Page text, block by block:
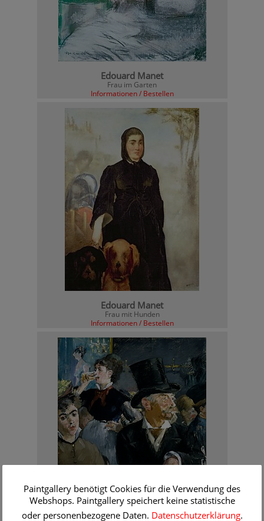
Edouard Manet
Frau im Garten
Informationen / Bestellen
Edouard Manet
Frau mit Hunden
Informationen / Bestellen
Paintgallery benötigt Cookies für die Verwendung des
Webshops. Paintgallery speichert keine statistische
oder personenbezogene Daten. Datenschutzerklärung.